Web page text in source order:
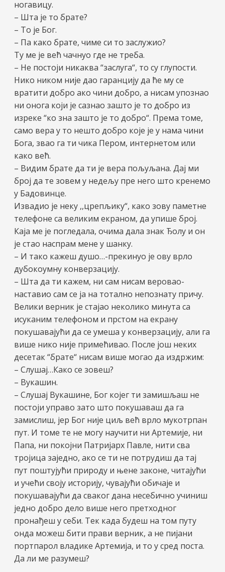
ногавицу.
– Шта је то брате?
– То је Бог.
– Па како брате, чиме си то заслужио?
Ту ме је већ чачнуо где не треба.
– Не постоји никаква “заслуга“, то су глупости.
Нико ником није дао гаранцију да ће му се
вратити добро ако чини добро, а нисам упознао
ни онога који је сазнао зашто је то добро из
изреке “ко зна зашто је то добро“. Према томе,
само вера у то нешто добро које је у нама чини
Бога, звао га ти чика Пером, интернетом или
како већ.
– Видим брате да ти је вера пољуљана. Дај ми
број да те зовем у недељу пре него што кренемо
у Бадовинце.
Извадио је неку ,,црепљику“, како зову паметне
телефоне са великим екраном, да упише број.
Каја ме је погледала, очима дала знак Ђолу и он
је стао наспрам мене у шанку.
– И тако кажеш душо…-прекинуо је ову врло
дубокоумну конверзацију.
– Шта да ти кажем, ни сам нисам веровао-
наставио сам се ја на тотално непознату причу.
Велики верник је стајао неколико минута са
исуканим телефоном и прстом на екрану
покушавајући да се умеша у конверзацију, али га
више нико није примећивао. После још неких
десетак “брате“ нисам више могао да издржим:
– Слушај…Како се зовеш?
– Вукашин.
– Слушај Вукашине, Бог којег ти замишљаш не
постоји управо зато што покушаваш да га
замислиш, јер Бог није циљ већ врло мукотрпан
пут. И томе те не могу научити ни Артемије, ни
Папа, ни покојни Патријарх Павле, нити сва
тројица заједно, ако се ти не потрудиш да тај
пут поштујући природу и њене законе, читајући
и учећи своју историју, чувајући обичаје и
покушавајући да сваког дана несебично учиниш
једно добро дело више него претходног
пронађеш у себи. Тек када будеш на том путу
онда можеш бити прави верник, а не пијани
портпарол владике Артемија, и то у сред поста.
Да ли ме разумеш?